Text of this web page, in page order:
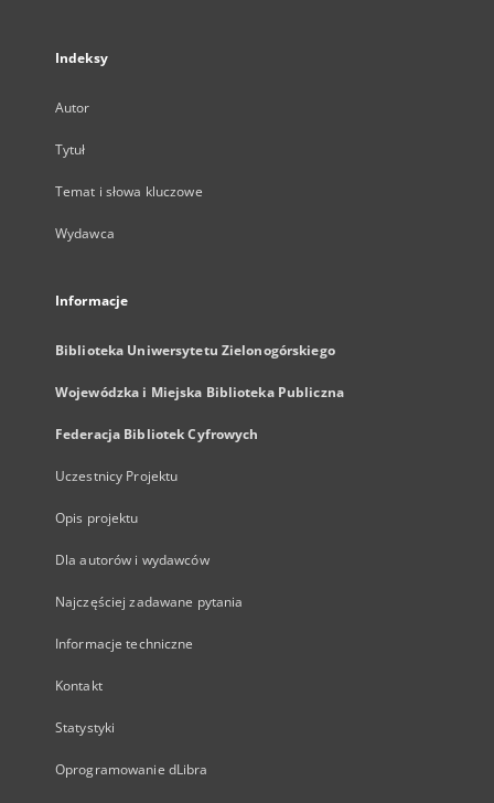
Indeksy
Autor
Tytuł
Temat i słowa kluczowe
Wydawca
Informacje
Biblioteka Uniwersytetu Zielonogórskiego
Wojewódzka i Miejska Biblioteka Publiczna
Federacja Bibliotek Cyfrowych
Uczestnicy Projektu
Opis projektu
Dla autorów i wydawców
Najczęściej zadawane pytania
Informacje techniczne
Kontakt
Statystyki
Oprogramowanie dLibra